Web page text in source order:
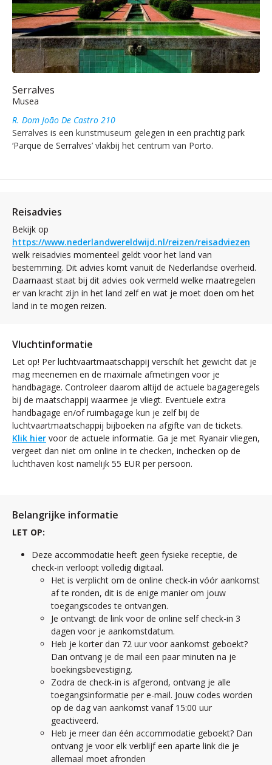
Serralves
Musea
R. Dom João De Castro 210
Serralves is een kunstmuseum gelegen in een prachtig park
‘Parque de Serralves’ vlakbij het centrum van Porto.
Reisadvies
Bekijk op
https://www.nederlandwereldwijd.nl/reizen/reisadviezen
welk reisadvies momenteel geldt voor het land van
bestemming. Dit advies komt vanuit de Nederlandse overheid.
Daarnaast staat bij dit advies ook vermeld welke maatregelen
er van kracht zijn in het land zelf en wat je moet doen om het
land in te mogen reizen.
Vluchtinformatie
Let op! Per luchtvaartmaatschappij verschilt het gewicht dat je
mag meenemen en de maximale afmetingen voor je
handbagage. Controleer daarom altijd de actuele bagageregels
bij de maatschappij waarmee je vliegt. Eventuele extra
handbagage en/of ruimbagage kun je zelf bij de
luchtvaartmaatschappij bijboeken na afgifte van de tickets.
Klik hier voor de actuele informatie. Ga je met Ryanair vliegen,
vergeet dan niet om online in te checken, inchecken op de
luchthaven kost namelijk 55 EUR per persoon.
Belangrijke informatie
LET OP:
Deze accommodatie heeft geen fysieke receptie, de
check-in verloopt volledig digitaal.
Het is verplicht om de online check-in vóór aankomst
af te ronden, dit is de enige manier om jouw
toegangscodes te ontvangen.
Je ontvangt de link voor de online self check-in 3
dagen voor je aankomstdatum.
Heb je korter dan 72 uur voor aankomst geboekt?
Dan ontvang je de mail een paar minuten na je
boekingsbevestiging.
Zodra de check-in is afgerond, ontvang je alle
toegangsinformatie per e-mail. Jouw codes worden
op de dag van aankomst vanaf 15:00 uur
geactiveerd.
Heb je meer dan één accommodatie geboekt? Dan
ontvang je voor elk verblijf een aparte link die je
allemaal moet afronden